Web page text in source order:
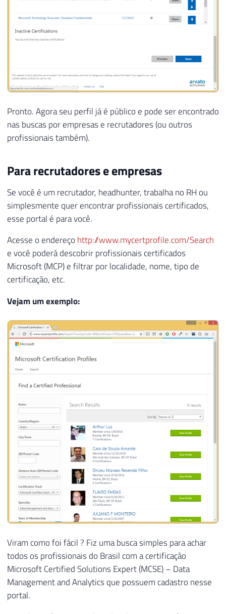
Pronto. Agora seu perfil já é público e pode ser encontrado
nas buscas por empresas e recrutadores (ou outros
profissionais também).
Para recrutadores e empresas
Se você é um recrutador, headhunter, trabalha no RH ou
simplesmente quer encontrar profissionais certificados,
esse portal é para você.
Acesse o endereço http://www.mycertprofile.com/Search
e você poderá descobrir profissionais certificados
Microsoft (MCP) e filtrar por localidade, nome, tipo de
certificação, etc.
Vejam um exemplo:
Viram como foi fácil ? Fiz uma busca simples para achar
todos os profissionais do Brasil com a certificação
Microsoft Certified Solutions Expert (MCSE) – Data
Management and Analytics que possuem cadastro nesse
portal.